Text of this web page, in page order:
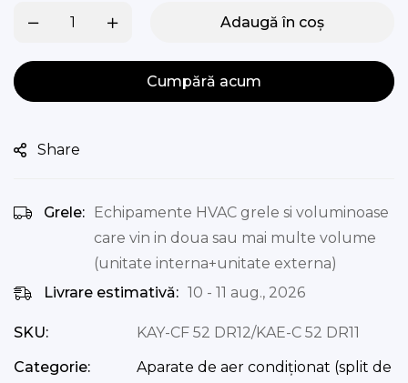
Adaugă în coș
Cumpără acum
Share
Grele: Echipamente HVAC grele si voluminoase
care vin in doua sau mai multe volume
(unitate interna+unitate externa)
Livrare estimativă: 10 - 11 aug., 2026
SKU:
KAY-CF 52 DR12/KAE-C 52 DR11
Categorie:
Aparate de aer condiționat (split de